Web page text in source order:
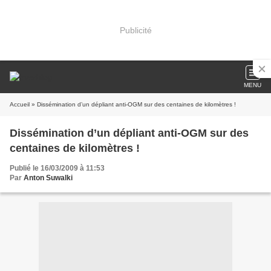
Publicité
MENU
Accueil » Dissémination d’un dépliant anti-OGM sur des centaines de kilomètres !
Dissémination d’un dépliant anti-OGM sur des
centaines de kilomètres !
Publié le 16/03/2009 à 11:53
Par Anton Suwalki